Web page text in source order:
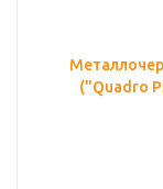
("Quadro